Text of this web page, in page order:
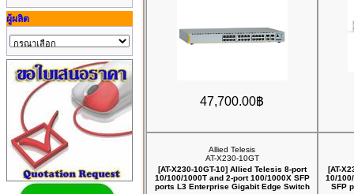
ผู้ผลิต
47,700.00฿
Allied Telesis
AT-X230-10GT
[AT-X230-10GT-10] Allied Telesis 8-port
10/100/1000T and 2-port 100/1000X SFP
ports L3 Enterprise Gigabit Edge Switch
[AT-
10/
SFP